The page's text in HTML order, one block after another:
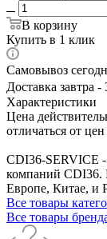
В корзину
Купить в 1 клик
Самовывоз
Доставка завтра -
Характеристики
Цена
отличаться от
CDI36-SERVICE -
компаний CDI36.
Европе, Китае, и
Все товары
Все товары